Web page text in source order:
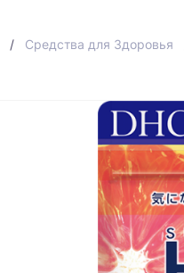
Средства для Здоровья